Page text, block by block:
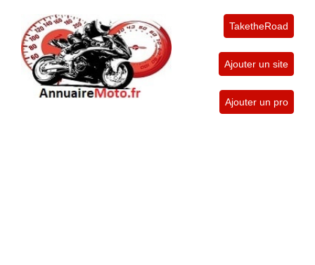
TaketheRoad
Ajouter un site
Ajouter un pro